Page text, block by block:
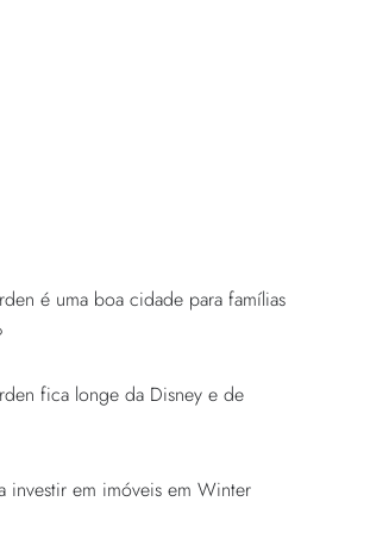
é uma boa cidade para famílias
fica longe da Disney e de
investir em imóveis em Winter